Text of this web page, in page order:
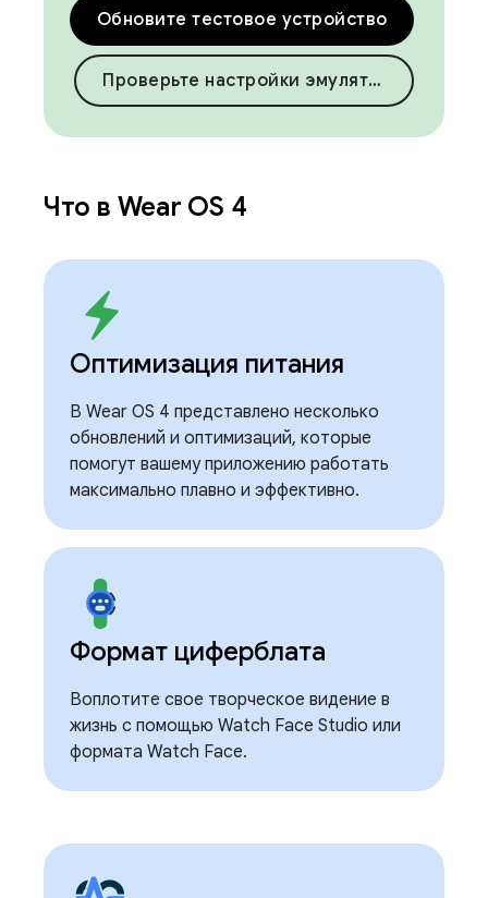
Обновите тестовое устройство
Проверьте настройки эмулятора
Что в Wear OS 4
Оптимизация питания
В Wear OS 4 представлено несколько
обновлений и оптимизаций, которые
помогут вашему приложению работать
максимально плавно и эффективно.
Формат циферблата
Воплотите свое творческое видение в
жизнь с помощью Watch Face Studio или
формата Watch Face.